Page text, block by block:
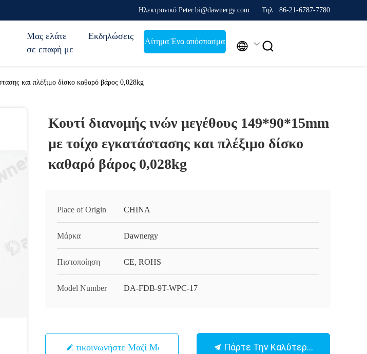
Ηλεκτρονικό Peter.bi@dawnergy.com Τηλ.: 86-21-6787-7780
Μας ελάτε
σε επαφή με
Εκδηλώσεις
Αίτημα Ένα απόσπασμα  
και πλέξιμο δίσκο καθαρό βάρος 0,028kg
Κουτί διανομής ινών μεγέθους 149*90*15mm
με τοίχο εγκατάστασης και πλέξιμο δίσκο
καθαρό βάρος 0,028kg
Place of Origin CHINA
Μάρκα Dawnergy
Πιστοποίηση CE, ROHS
Model Number DA-FDB-9T-WPC-17
Επικοινωνήστε Μαζί Μας Πάρτε Την Καλύτερη Τιμή